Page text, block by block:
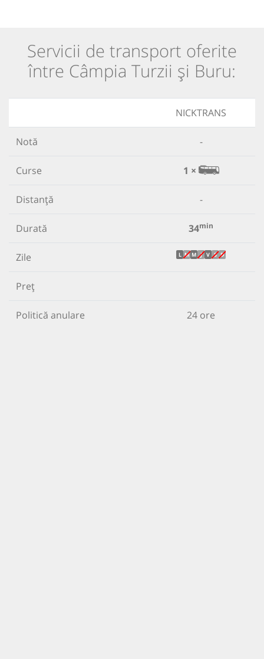
Servicii de transport oferite
între Câmpia Turzii și Buru:
NICKTRANS
Notă -
Curse 1 ×
Distanță -
Durată 34min
Zile L M M J V S D
Preț
Politică anulare 24 ore